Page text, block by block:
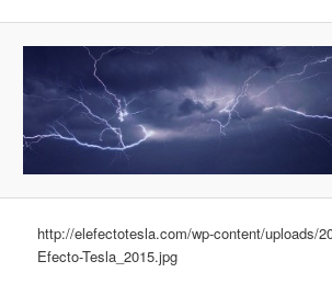
http://elefectotesla.com/wp-content/uploads/
Efecto-Tesla_2015.jpg